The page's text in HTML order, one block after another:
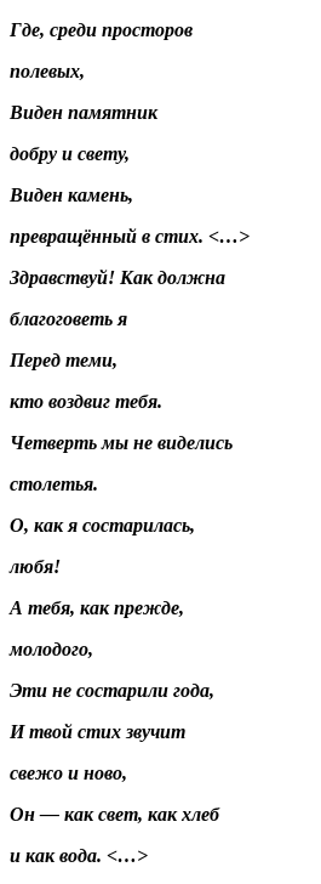
Где, среди просторов
полевых,
Виден памятник
добру и свету,
Виден камень,
превращённый в стих. <…>
Здравствуй! Как должна
благоговеть я
Перед теми,
кто воздвиг тебя.
Четверть мы не виделись
столетья.
О, как я состарилась,
любя!
А тебя, как прежде,
молодого,
Эти не состарили года,
И твой стих звучит
свежо и ново,
Он — как свет, как хлеб
и как вода. <…>